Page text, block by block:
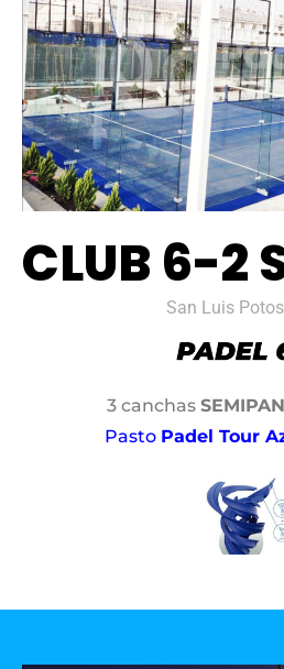
CLUB 6-2
San Luis
3 canchas
Pasto Padel Tour